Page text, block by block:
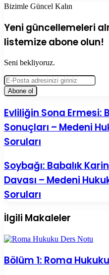
Bizimle Güncel Kalın
Yeni güncellemeleri
listemize abone olun!
Seni bekliyoruz.
E-
Posta
adresinizi
Evliliğin
Sona
Ermesi:
Boşanma
Nedenleri
Sonuçları
–
Medeni
Hukuk
Ders
ve
Test
Soruları
Evliliğin Sona Ermesi:
Sonuçları – Medeni
Soruları
Soybağı:
Babalık
Karinesi,
Tanıma,
Babalık
–
Medeni
Hukuk
Ders
ve
Soybağı: Babalık
Davası – Medeni
Soruları
İlgili Makaleler
Bölüm 1: Roma